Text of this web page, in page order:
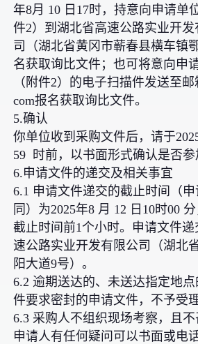
年8月 10 日17时，持意向申请单
件2）到湖北省高速公路实业开
司（湖北省黄冈市蕲春县横车镇
名获取询比文件；也可将意向申
（附件2）的电子扫描件发送至邮
com报名获取询比文件。
5.确认
你单位收到采购文件后，请于
59 时前，以书面形式确认是否参
6.申请文件的递交及相关事宜
6.1 申请文件递交的截止时间（
同）为2025年8 月 12 日10时00
截止时间前1个小时。申请文件
速公路实业开发有限公司（湖北
阳大道9号）。
6.2 逾期送达的、未送达指定地
件要求密封的申请文件，不予受理
6.3 采购人不组织现场考察，且不
申请人有任何疑问可以书面或电